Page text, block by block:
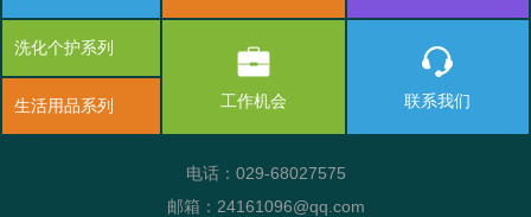
洗化个护系列
生活用品系列 工作机会 联系我们
电话：029-68027575
邮箱：24161096@qq.com